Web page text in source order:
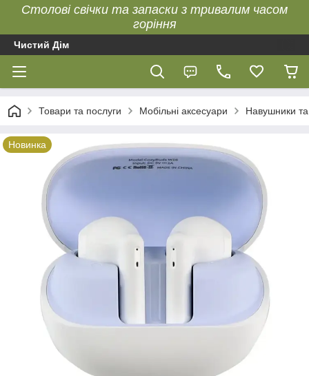
Столові свічки та запаски з тривалим часом
горіння
Чистий Дім
Товари та послуги Мобільні аксесуари Навушники та
Новинка